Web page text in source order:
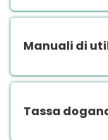
Manuali di
Tassa